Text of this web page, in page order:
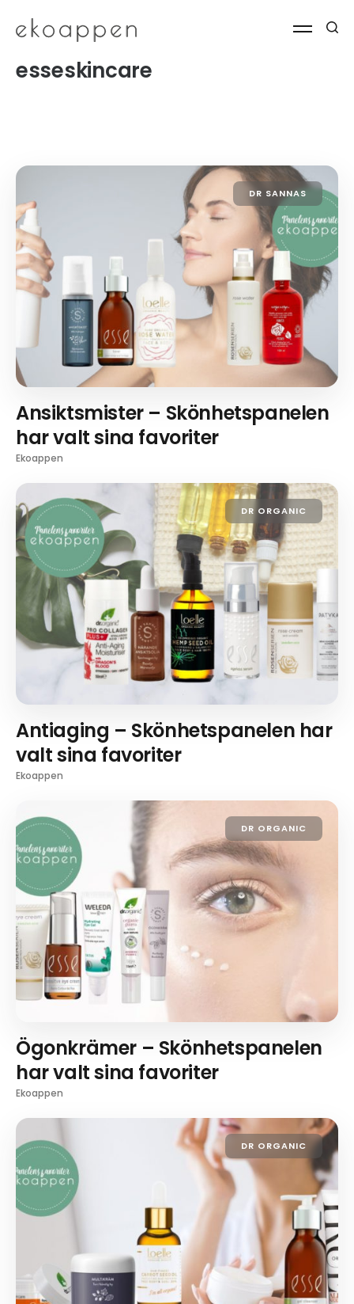
esseskincare
DR SANNAS
Ansiktsmister – Skönhetspanelen
har valt sina favoriter
Ekoappen
DR ORGANIC
Antiaging – Skönhetspanelen har
valt sina favoriter
Ekoappen
DR ORGANIC
Ögonkrämer – Skönhetspanelen
har valt sina favoriter
Ekoappen
DR ORGANIC